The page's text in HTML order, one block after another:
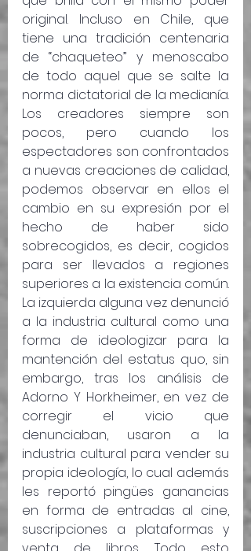
original. Incluso en Chile, que
tiene una tradición centenaria
de “chaqueteo” y menoscabo
de todo aquel que se salte la
norma dictatorial de la medianía.
Los creadores siempre son
pocos, pero cuando los
espectadores son confrontados
a nuevas creaciones de calidad,
podemos observar en ellos el
cambio en su expresión por el
hecho de haber sido
sobrecogidos, es decir, cogidos
para ser llevados a regiones
superiores a la existencia común.
La izquierda alguna vez denunció
a la industria cultural como una
forma de ideologizar para la
mantención del estatus quo, sin
embargo, tras los análisis de
Adorno Y Horkheimer, en vez de
corregir el vicio que
denunciaban, usaron a la
industria cultural para vender su
propia ideología, lo cual además
les reportó pingües ganancias
en forma de entradas al cine,
suscripciones a plataformas y